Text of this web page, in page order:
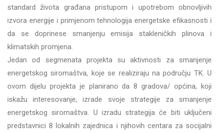
standard života građana pristupom i upotrebom obnovljivih
izvora energije i primjenom tehnologija energetske efikasnosti i
da se doprinese smanjenju emisija stakleničkih plinova i
klimatskih promjena.
Jedan od segmenata projekta su aktivnosti za smanjenje
energetskog siromaštva, koje se realiziraju na području TK. U
ovom dijelu projekta je planirano da 8 gradova/ općina, koji
iskažu interesovanje, izrade svoje strategije za smanjenje
energetskog siromaštva. U izradu strategija će biti uključeni
predstavnici 8 lokalnih zajednica i njihovih centara za socijalni